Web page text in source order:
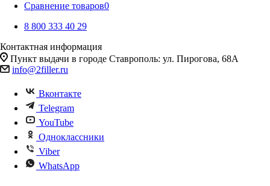
Сравнение товаров0
8 800 333 40 29
Контактная информация
Пункт выдачи в городе Ставрополь: ул. Пирогова, 68А
info@2filler.ru
Вконтакте
Telegram
YouTube
Одноклассники
Viber
WhatsApp